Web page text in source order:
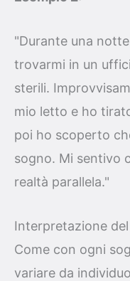
"Durante una
trovarmi in un
sterili.
mio letto e ho
poi ho scoperto
sogno. Mi sentivo
realtà parallela."
Interpretazione
Come con ogni
variare da